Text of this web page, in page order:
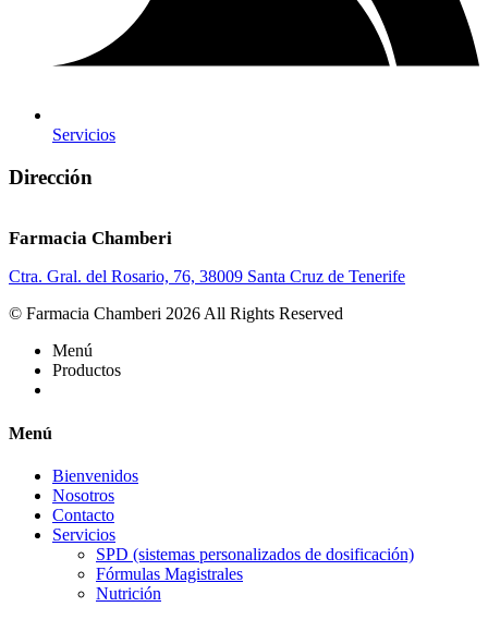
Servicios
Dirección
Farmacia Chamberi
Ctra. Gral. del Rosario, 76, 38009 Santa Cruz de Tenerife
© Farmacia Chamberi 2026 All Rights Reserved
Menú
Productos
Menú
Bienvenidos
Nosotros
Contacto
Servicios
SPD (sistemas personalizados de dosificación)
Fórmulas Magistrales
Nutrición